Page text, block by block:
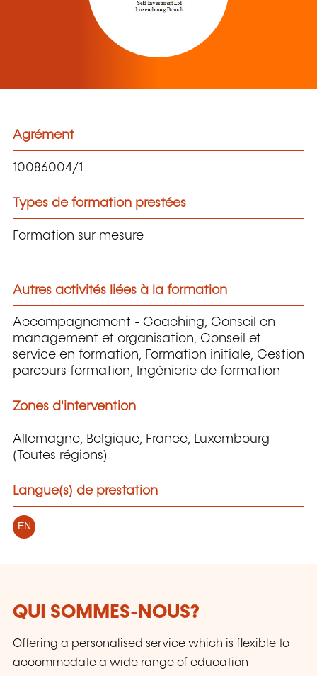
Agrément
10086004/1
Types de formation prestées
Formation sur mesure
Autres activités liées à la formation
Accompagnement - Coaching, Conseil en
management et organisation, Conseil et
service en formation, Formation initiale, Gestion
parcours formation, Ingénierie de formation
Zones d'intervention
Allemagne, Belgique, France, Luxembourg
(Toutes régions)
Langue(s) de prestation
EN
QUI SOMMES-NOUS?
Offering a personalised service which is flexible to
accommodate a wide range of education